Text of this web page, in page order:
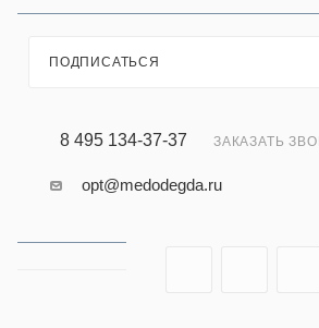
ПОДПИСАТЬСЯ
8 495 134-37-37 ЗАКАЗАТЬ
opt@medodegda.ru